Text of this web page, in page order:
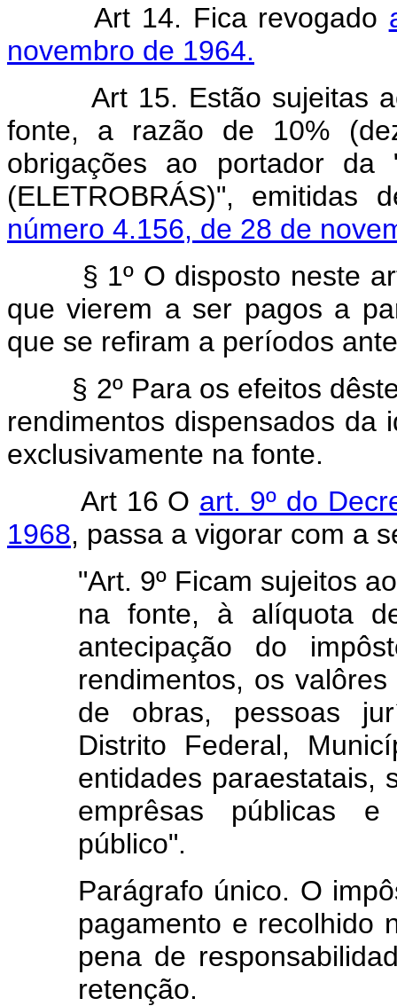
Art 14. Fica revogado
novembro de 1964.
Art 15. Estão sujeitas
fonte, a razão de 10%
obrigações ao portador da
(ELETROBRÁS)",
número 4.156, de 28 de
§ 1º O disposto neste
que vierem a ser pagos a
que se refiram a períodos
§ 2º Para os efeitos dêste
rendimentos dispensados da
exclusivamente na fonte.
Art 16 O art. 9º do
1968, passa a vigorar com a
"Art. 9º Ficam sujeitos
na fonte, à alíquota
antecipação do
rendimentos, os
de obras, pessoas
Distrito Federal,
entidades paraestatais,
emprêsas públicas e
público".
Parágrafo único. O
pagamento e recolhido
pena de
retenção.